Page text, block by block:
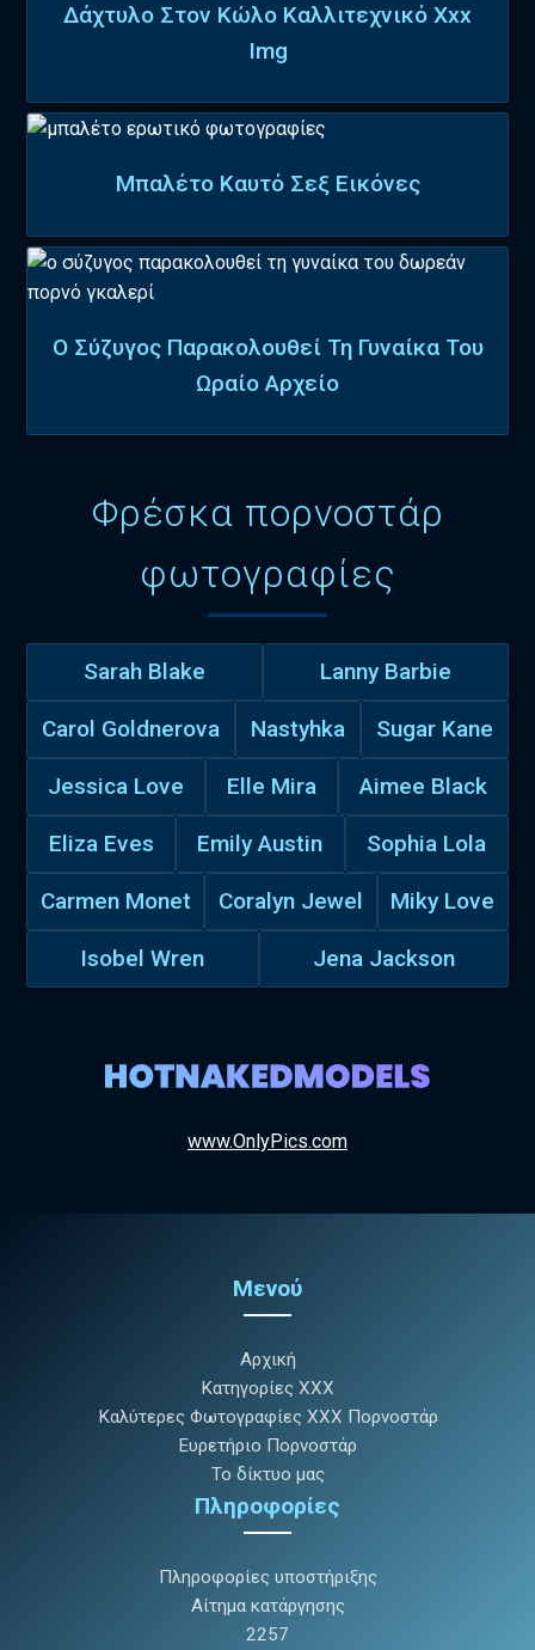
Δάχτυλο Στον Κώλο Καλλιτεχνικό Xxx
Img
Μπαλέτο Καυτό Σεξ Εικόνες
Ο Σύζυγος Παρακολουθεί Τη Γυναίκα Του
Ωραίο Αρχείο
Φρέσκα πορνοστάρ
φωτογραφίες
Sarah Blake Lanny Barbie
Carol Goldnerova Nastyhka Sugar Kane
Jessica Love Elle Mira Aimee Black
Eliza Eves Emily Austin Sophia Lola
Carmen Monet Coralyn Jewel Miky Love
Isobel Wren Jena Jackson
www.OnlyPics.com
Μενού
Αρχική
Κατηγορίες XXX
Καλύτερες Φωτογραφίες XXX Πορνοστάρ
Ευρετήριο Πορνοστάρ
Το δίκτυο μας
Πληροφορίες
Πληροφορίες υποστήριξης
Αίτημα κατάργησης
2257